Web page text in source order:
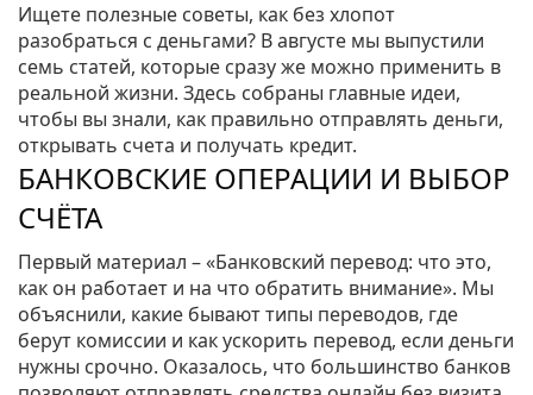
Ищете полезные советы, как без хлопот
разобраться с деньгами? В августе мы выпустили
семь статей, которые сразу же можно применить в
реальной жизни. Здесь собраны главные идеи,
чтобы вы знали, как правильно отправлять деньги,
открывать счета и получать кредит.
БАНКОВСКИЕ ОПЕРАЦИИ И ВЫБОР
СЧЁТА
Первый материал – «Банковский перевод: что это,
как он работает и на что обратить внимание». Мы
объяснили, какие бывают типы переводов, где
берут комиссии и как ускорить перевод, если деньги
нужны срочно. Оказалось, что большинство банков